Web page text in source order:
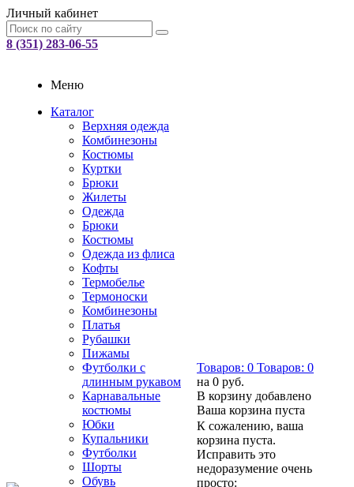
Личный кабинет
8 (351) 283-06-55
Меню
Каталог
Верхняя одежда
Комбинезоны
Костюмы
Куртки
Брюки
Жилеты
Одежда
Брюки
Костюмы
Одежда из флиса
Кофты
Термобелье
Термоноски
Комбинезоны
Платья
Рубашки
Пижамы
Футболки с
длинным рукавом
Карнавальные
костюмы
Юбки
Купальники
Футболки
Шорты
Обувь
Товаров: 0 Товаров: 0
на 0 руб.
В корзину добавлено
Ваша корзина пуста
К сожалению, ваша
корзина пуста.
Исправить это
недоразумение очень
просто: